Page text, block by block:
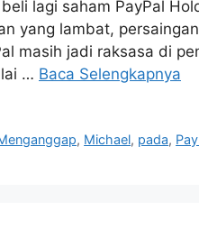
lagi saham PayPal
yang lambat,
masih jadi raksasa di
… Baca Selengkapnya
, Michael, pada,